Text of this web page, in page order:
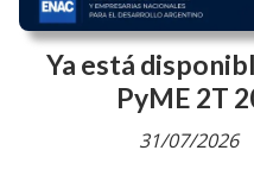
Ya está
PyME 2T
31/07/2026